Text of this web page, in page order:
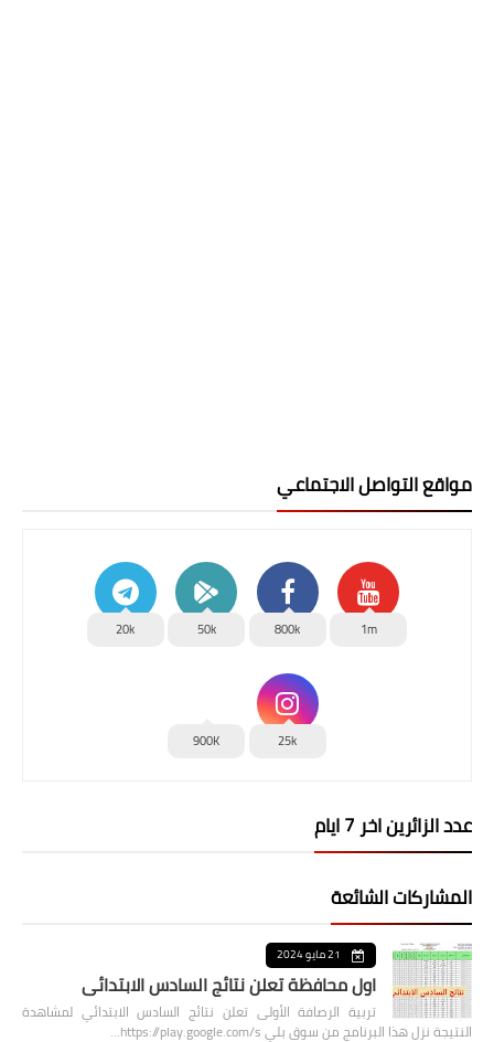
مواقع التواصل الاجتماعي
1m
800k
50k
20k
25k
900K
عدد الزائرين اخر 7 ايام
المشاركات الشائعة
21 مايو 2024
اول محافظة تعلن نتائج السادس الابتدائي
تربية الرصافة الأولى تعلن نتائج السادس الابتدائي لمشاهدة
النتيجة نزل هذا البرنامج من سوق بلي https://play.google.com/s…